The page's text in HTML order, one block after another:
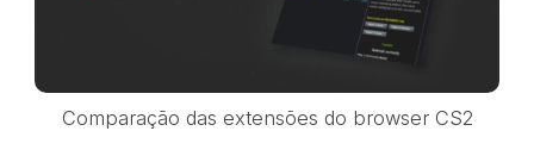
Comparação das extensões do browser CS2